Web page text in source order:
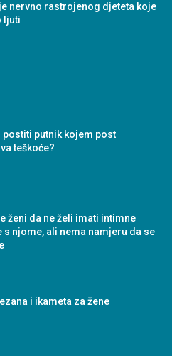
nervno rastrojenog djeteta koje
ljuti
postiti putnik kojem post
teškoće?
ženi da ne želi imati intimne
s njome, ali nema namjeru da se
i ikameta za žene